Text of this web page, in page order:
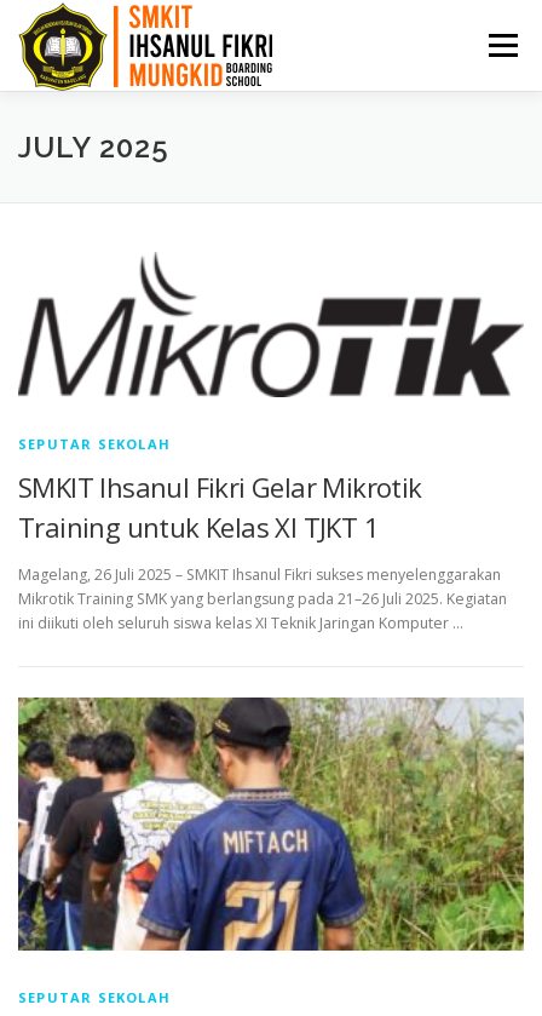
Menu
HOME PPDB
JULY 2025
SEPUTAR SEKOLAH
SMKIT Ihsanul Fikri Gelar Mikrotik
Training untuk Kelas XI TJKT 1
Magelang, 26 Juli 2025 – SMKIT Ihsanul Fikri sukses menyelenggarakan
Mikrotik Training SMK yang berlangsung pada 21–26 Juli 2025. Kegiatan
ini diikuti oleh seluruh siswa kelas XI Teknik Jaringan Komputer …
SEPUTAR SEKOLAH